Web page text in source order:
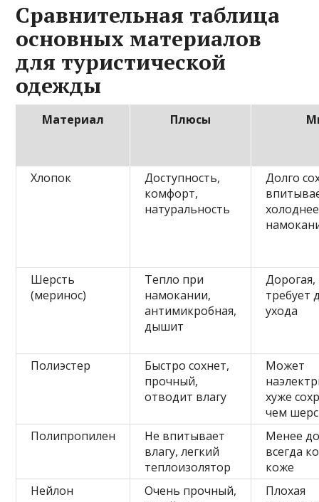
Сравнительная таблица
основных материалов
для туристической
одежды
Материал Плюсы
Хлопок
Доступность,
комфорт,
натуральность
Долго
Шерсть
(меринос)
Тепло при
намокании,
антимикробная,
дышит
требует
ухода
Полиэстер
Быстро сохнет,
прочный,
отводит влагу
Может
хуже
чем
Полипропилен
Не впитывает
влагу, легкий
теплоизолятор
Менее
всегда
коже
Нейлон
Очень прочный,
Плохая